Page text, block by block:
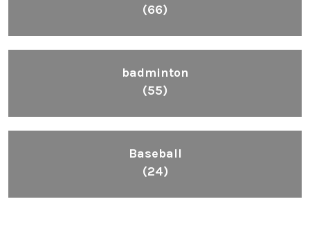
(66)
badminton
(55)
Baseball
(24)